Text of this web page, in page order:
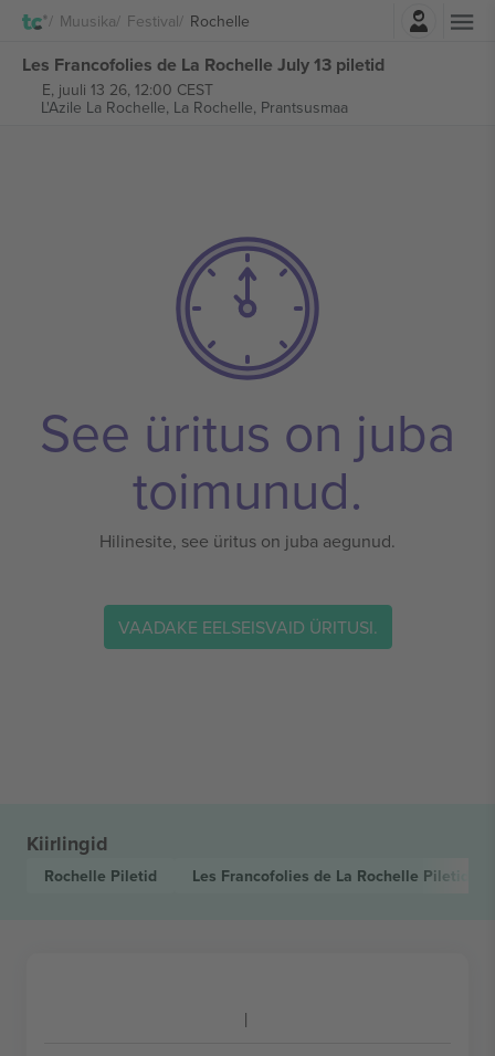
Muusika Festival Rochelle
Les Francofolies de La Rochelle July 13 piletid
E, juuli 13 26, 12:00 CEST
L'Azile La Rochelle, La Rochelle, Prantsusmaa
See üritus on juba
toimunud.
Hilinesite, see üritus on juba aegunud.
VAADAKE EELSEISVAID ÜRITUSI.
Kiirlingid
Rochelle Piletid Les Francofolies de La Rochelle Piletid